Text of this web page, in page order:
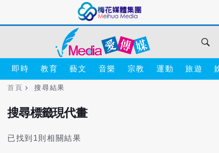
即時 教育 藝文 音樂 宗教 運動 旅遊
首頁 搜尋結果
搜尋標籤現代畫
已找到1則相關結果